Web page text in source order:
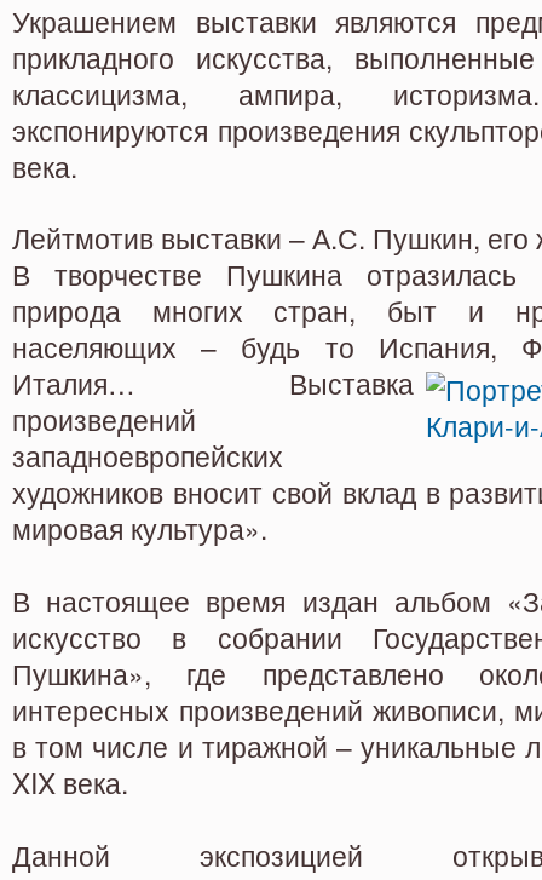
Украшением выставки являются
прикладного искусства,
классицизма, ампира,
экспонируются произведения
века.
Лейтмотив выставки – А.С. Пушкин, его
В творчестве Пушкина отразилась
природа многих стран, быт и
населяющих – будь то Испания,
Италия… Выставка
произведений
западноевропейских
художников вносит свой вклад в
мировая культура».
В настоящее время издан альбом
искусство в собрании
Пушкина», где представлено
интересных произведений живописи,
в том числе и тиражной – уникальные
XIX века.
Данной экспозицией